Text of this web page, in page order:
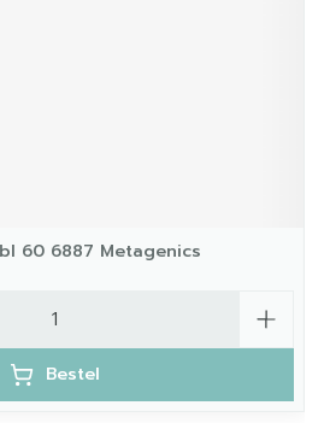
60 6887 Metagenics
Bestel